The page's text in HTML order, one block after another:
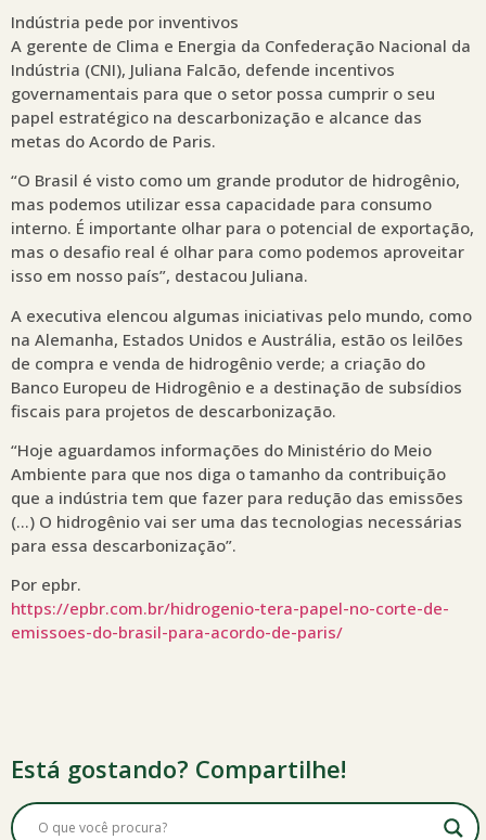
Indústria pede por inventivos
A gerente de Clima e Energia da Confederação Nacional da
Indústria (CNI), Juliana Falcão, defende incentivos
governamentais para que o setor possa cumprir o seu
papel estratégico na descarbonização e alcance das
metas do Acordo de Paris.
“O Brasil é visto como um grande produtor de hidrogênio,
mas podemos utilizar essa capacidade para consumo
interno. É importante olhar para o potencial de exportação,
mas o desafio real é olhar para como podemos aproveitar
isso em nosso país”, destacou Juliana.
A executiva elencou algumas iniciativas pelo mundo, como
na Alemanha, Estados Unidos e Austrália, estão os leilões
de compra e venda de hidrogênio verde; a criação do
Banco Europeu de Hidrogênio e a destinação de subsídios
fiscais para projetos de descarbonização.
“Hoje aguardamos informações do Ministério do Meio
Ambiente para que nos diga o tamanho da contribuição
que a indústria tem que fazer para redução das emissões
(…) O hidrogênio vai ser uma das tecnologias necessárias
para essa descarbonização”.
Por epbr.
https://epbr.com.br/hidrogenio-tera-papel-no-corte-de-
emissoes-do-brasil-para-acordo-de-paris/
Está gostando? Compartilhe!